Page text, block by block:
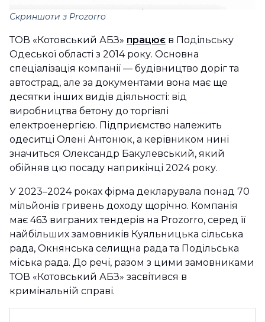
Скриншоти з Prozorro
ТОВ «Котовський АБЗ» працює в Подільську
Одеської області з 2014 року. Основна
спеціалізація компанії — будівництво доріг та
автострад, але за документами вона має ще
десятки інших видів діяльності: від
виробництва бетону до торгівлі
електроенергією. Підприємство належить
одеситці Олені Антонюк, а керівником нині
значиться Олександр Бакулевський, який
обійняв цю посаду наприкінці 2024 року.
У 2023–2024 роках фірма декларувала понад 70
мільйонів гривень доходу щорічно. Компанія
має 463 виграних тендерів на Prozorro, серед її
найбільших замовників Куяльницька сільська
рада, Окнянська селищна рада та Подільська
міська рада. До речі, разом з цими замовниками
ТОВ «Котовський АБЗ» засвітився в
кримінальній справі.